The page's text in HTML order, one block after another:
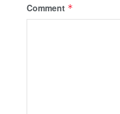
Comment *